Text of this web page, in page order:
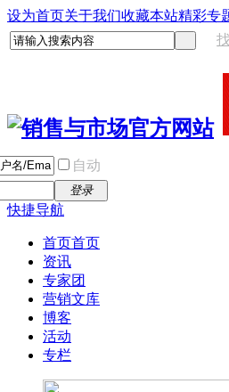
设为首页关于我们收藏本站精彩专
自动
登录
快捷导航
首页首页
资讯
专家团
营销文库
博客
活动
专栏